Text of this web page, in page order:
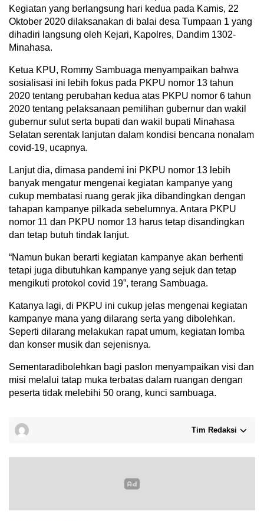
Kegiatan yang berlangsung hari kedua pada Kamis, 22
Oktober 2020 dilaksanakan di balai desa Tumpaan 1 yang
dihadiri langsung oleh Kejari, Kapolres, Dandim 1302-
Minahasa.
Ketua KPU, Rommy Sambuaga menyampaikan bahwa
sosialisasi ini lebih fokus pada PKPU nomor 13 tahun
2020 tentang perubahan kedua atas PKPU nomor 6 tahun
2020 tentang pelaksanaan pemilihan gubernur dan wakil
gubernur sulut serta bupati dan wakil bupati Minahasa
Selatan serentak lanjutan dalam kondisi bencana nonalam
covid-19, ucapnya.
Lanjut dia, dimasa pandemi ini PKPU nomor 13 lebih
banyak mengatur mengenai kegiatan kampanye yang
cukup membatasi ruang gerak jika dibandingkan dengan
tahapan kampanye pilkada sebelumnya. Antara PKPU
nomor 11 dan PKPU nomor 13 harus tetap disandingkan
dan tetap butuh tindak lanjut.
“Namun bukan berarti kegiatan kampanye akan berhenti
tetapi juga dibutuhkan kampanye yang sejuk dan tetap
mengikuti protokol covid 19”, terang Sambuaga.
Katanya lagi, di PKPU ini cukup jelas mengenai kegiatan
kampanye mana yang dilarang serta yang dibolehkan.
Seperti dilarang melakukan rapat umum, kegiatan lomba
dan konser musik dan sejenisnya.
Sementaradibolehkan bagi paslon menyampaikan visi dan
misi melalui tatap muka terbatas dalam ruangan dengan
peserta tidak melebihi 50 orang, kunci sambuaga.
Tim Redaksi